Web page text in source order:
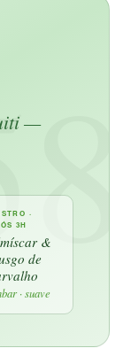
—
·
3H
&
de
· suave